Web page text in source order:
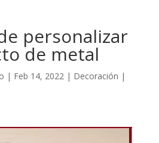
personalizar
de metal
| Feb 14, 2022| Decoración |